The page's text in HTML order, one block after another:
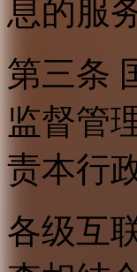
息的服
第三条
监督管
责本行
各级互